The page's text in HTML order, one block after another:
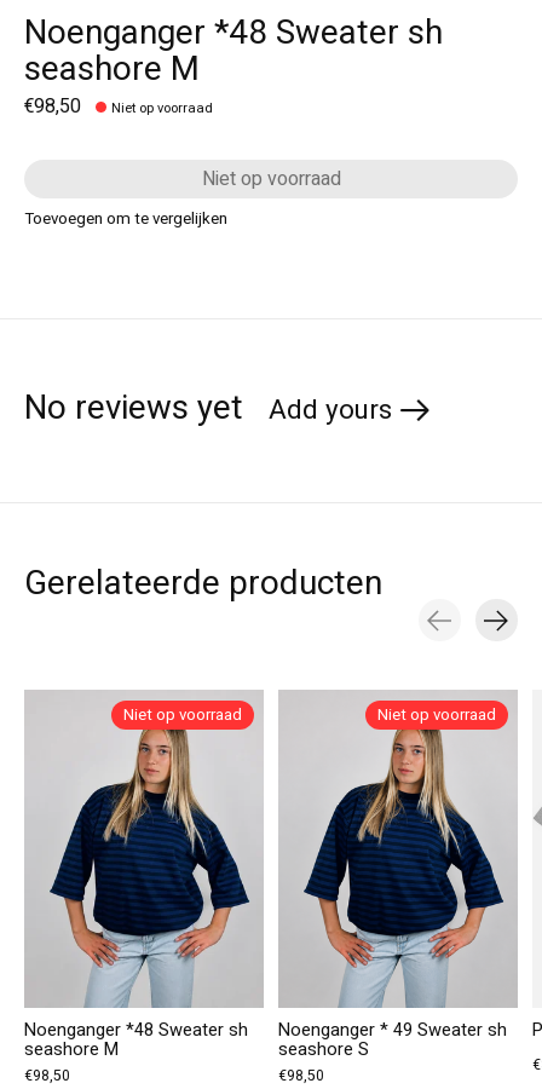
Noenganger *48 Sweater sh
seashore M
€98,50 Niet op voorraad
Niet op voorraad
Toevoegen om te vergelijken
No reviews yet Add yours
Gerelateerde producten
Niet op voorraad
Noenganger *48 Sweater sh
seashore M
€98,50
Niet op voorraad
Noenganger * 49 Sweater sh
seashore S
€98,50